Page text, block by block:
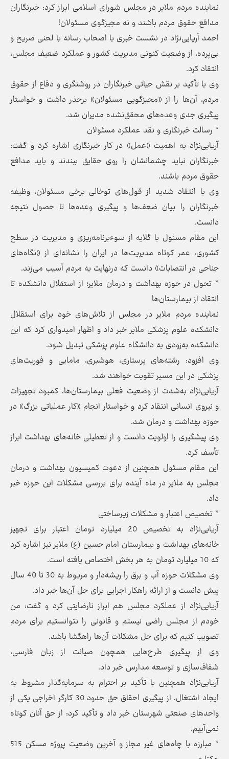
نماینده مردم ملایر در مجلس شورای اسلامی ابراز کرد: خبرنگاران
مدافع حقوق مردم باشند و نه مجیزگوی مسئولان!
احمد آریایی‌نژاد در نشست خبری با اصحاب رسانه با لحنی صریح و
بی‌پرده، از وضعیت کنونی مدیریت کشور و عملکرد ضعیف مجلس،
انتقاد کرد.
وی با تأکید بر نقش حیاتی خبرنگاران در روشنگری و دفاع از حقوق
مردم، آن‌ها را از «مجیزگویی مسئولان» برحذر داشت و خواستار
پیگیری جدی وعده‌های محقق‌نشده مدیران شد.
* رسالت خبرنگاری و نقد عملکرد مسئولان
آریایی‌نژاد به اهمیت «عمل» در کار خبرنگاری اشاره کرد و گفت:
خبرنگاران نباید چشمانشان را روی حقایق ببندند و باید مدافع
حقوق مردم باشند.
وی با انتقاد شدید از قول‌های توخالی برخی مسئولان، وظیفه
خبرنگاران را بیان ضعف‌ها و پیگیری وعده‌ها تا حصول نتیجه
دانست.
این مقام مسئول با گلایه از سوءبرنامه‌ریزی و مدیریت در سطح
کشوری، عمر کوتاه مدیریت‌ها در ایران را نشانه‌ای از «نگاه‌های
جناحی در انتصابات» دانست که درنهایت به مردم آسیب می‌زند.
* تحول در حوزه بهداشت و درمان ملایر؛ از استقلال دانشکده تا
انتقاد از بیمارستان‌ها
نماینده مردم ملایر در مجلس از تلاش‌های خود برای استقلال
دانشکده علوم پزشکی ملایر خبر داد و اظهار امیدواری کرد که این
دانشکده به‌زودی به دانشگاه علوم پزشکی تبدیل شود.
وی افزود: رشته‌های پرستاری، هوشبری، مامایی و فوریت‌های
پزشکی در این مسیر تقویت خواهند شد.
آریایی‌نژاد به‌شدت از وضعیت فعلی بیمارستان‌ها، کمبود تجهیزات
و نیروی انسانی انتقاد کرد و خواستار انجام «کار عملیاتی بزرگ» در
حوزه بهداشت و درمان شد.
وی پیشگیری را اولویت دانست و از تعطیلی خانه‌های بهداشت ابراز
تأسف کرد.
این مقام مسئول همچنین از دعوت کمیسیون بهداشت و درمان
مجلس به ملایر در ماه آینده برای بررسی مشکلات این حوزه خبر
داد.
* تخصیص اعتبار و مشکلات زیرساختی
آریایی‌نژاد به تخصیص 20 میلیارد تومان اعتبار برای تجهیز
خانه‌های بهداشت و بیمارستان امام حسین (ع) ملایر نیز اشاره کرد
که 10 میلیارد تومان به هر بخش اختصاص یافته است.
وی مشکلات حوزه آب و برق را ریشه‌دار و مربوط به 30 تا 40 سال
پیش دانست و از ارائه راهکار اجرایی برای حل آن‌ها خبر داد.
آریایی‌نژاد از عملکرد مجلس هم ابراز نارضایتی کرد و گفت: من
خودم از مجلس راضی نیستم و قانونی را نتوانستیم برای مردم
تصویب کنیم که برای حل مشکلات آن‌ها راهگشا باشد.
وی از پیگیری طرح‌هایی همچون صیانت از زبان فارسی،
شفاف‌سازی و توسعه مدارس خبر داد.
آریایی‌نژاد همچنین با تأکید بر احترام به سرمایه‌گذار مشروط به
ایجاد اشتغال، از پیگیری احقاق حق حدود 30 کارگر اخراجی یکی از
واحدهای صنعتی شهرستان خبر داد و تأکید کرد: از حق آنان کوتاه
نمی‌آییم.
* مبارزه با چاه‌های غیر مجاز و آخرین وضعیت پروژه مسکن 515